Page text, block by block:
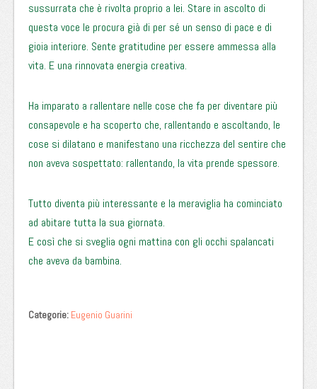
sussurrata che è rivolta proprio a lei. Stare in ascolto di
questa voce le procura già di per sé un senso di pace e di
gioia interiore. Sente gratitudine per essere ammessa alla
vita. E una rinnovata energia creativa.
Ha imparato a rallentare nelle cose che fa per diventare più
consapevole e ha scoperto che, rallentando e ascoltando, le
cose si dilatano e manifestano una ricchezza del sentire che
non aveva sospettato: rallentando, la vita prende spessore.
Tutto diventa più interessante e la meraviglia ha cominciato
ad abitare tutta la sua giornata.
E così che si sveglia ogni mattina con gli occhi spalancati
che aveva da bambina.
Categorie: Eugenio Guarini